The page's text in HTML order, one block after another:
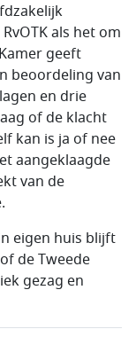
als het om
geeft
beoordeling van
en drie
of de klacht
kan is ja of nee
aangeklaagde
van de
eigen huis blijft
de Tweede
gezag en